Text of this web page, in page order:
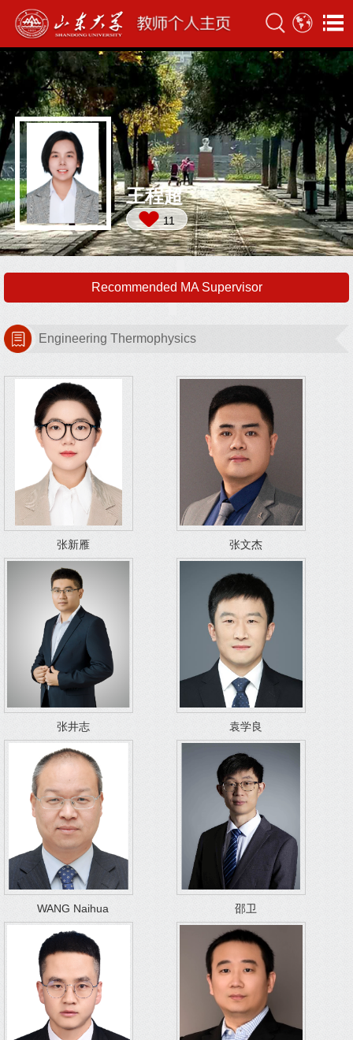
王程超
11
Recommended MA Supervisor
Engineering Thermophysics
张新雁 张文杰
张井志 袁学良
WANG Naihua 邵卫